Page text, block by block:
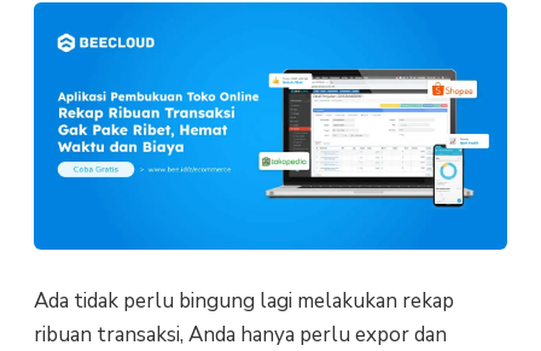
Ada tidak perlu bingung lagi melakukan rekap
ribuan transaksi, Anda hanya perlu expor dan